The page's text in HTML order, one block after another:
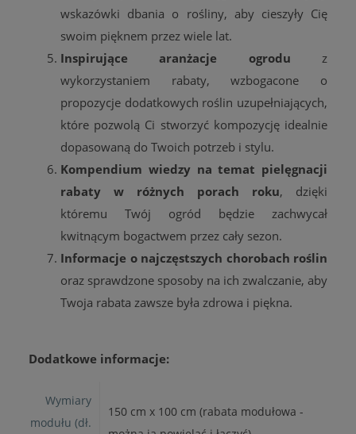
wskazówki dbania o rośliny, aby cieszyły Cię
swoim pięknem przez wiele lat.
Inspirujące aranżacje ogrodu z
wykorzystaniem rabaty, wzbogacone o
propozycje dodatkowych roślin uzupełniających,
które pozwolą Ci stworzyć kompozycję idealnie
dopasowaną do Twoich potrzeb i stylu.
Kompendium wiedzy na temat pielęgnacji
rabaty w różnych porach roku, dzięki
któremu Twój ogród będzie zachwycał
kwitnącym bogactwem przez cały sezon.
Informacje o najczęstszych chorobach roślin
oraz sprawdzone sposoby na ich zwalczanie, aby
Twoja rabata zawsze była zdrowa i piękna.
Dodatkowe informacje:
Wymiary
modułu (dł.
150 cm x 100 cm (rabata modułowa -